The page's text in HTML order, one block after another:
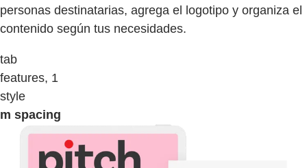
personas destinatarias, agrega el logotipo y organiza el
contenido según tus necesidades.
tab
features, 1
style
m spacing